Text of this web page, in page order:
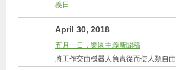
義日
April 30, 2018
五月一日，樂園主義新聞稿
將工作交由機器人負責從而使人類自由